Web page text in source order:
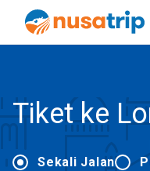
Tiket ke
Sekali Jalan